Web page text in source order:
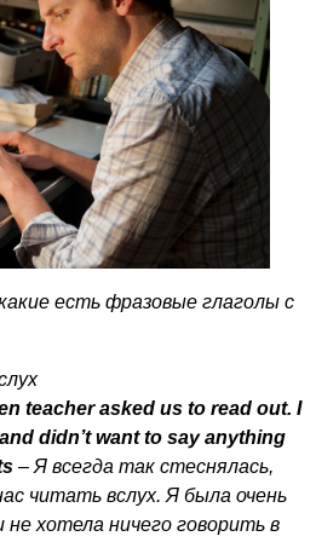
есть фразовые глаголы с
teacher asked us to read out. I
and didn’t want to say anything
– Я всегда так стеснялась,
читать вслух. Я была очень
хотела ничего говорить в